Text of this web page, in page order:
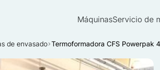
MáquinasServicio de
de envasado Termoformadora CFS Powerpak